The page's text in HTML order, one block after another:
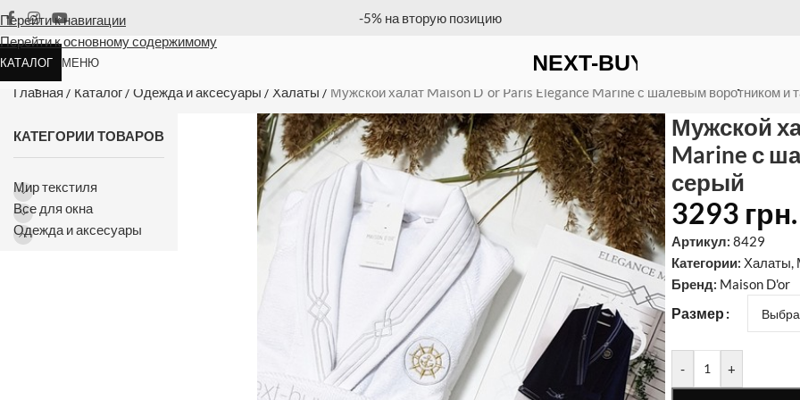
Перейти к навигации
Перейти к основному содержимому
позицию Оплата на счет = бесплатная доставка
КАТАЛОГ МЕНЮ
Мужской халат Maison D`or Paris Elegance Marine с шалевым
Главная / Каталог/ Одежда и аксесуары / Халаты / Мужской халат Maison D`or Paris Elegance Marine с шалевым воротником и
КАТЕГОРИИ ТОВАРОВ
Мир текстиля
Все для окна
Одежда и аксесуары
Мужской
Marine с
серый
3293 грн.
Артикул:8429
Категории: Халаты,
Бренд: Maison D'or
Размер
- +